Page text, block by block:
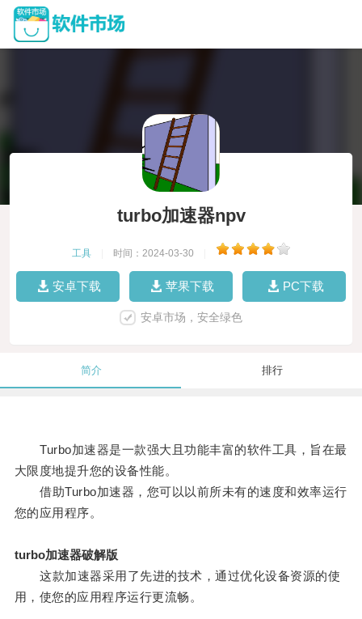
turbo加速器npv
工具 时间：2024-03-30
安卓下载 苹果下载 PC下载
安卓市场，安全绿色
简介 排行
Turbo加速器是一款强大且功能丰富的软件工具，旨在最
大限度地提升您的设备性能。
借助Turbo加速器，您可以以前所未有的速度和效率运行
您的应用程序。
turbo加速器破解版
这款加速器采用了先进的技术，通过优化设备资源的使
用，使您的应用程序运行更流畅。